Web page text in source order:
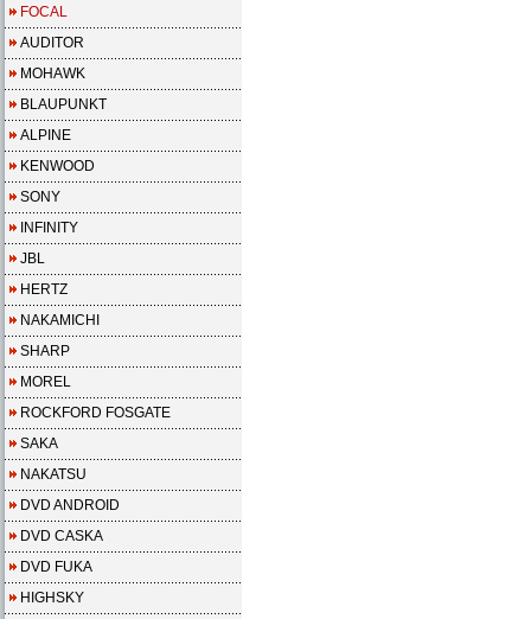
FOCAL
AUDITOR
MOHAWK
BLAUPUNKT
ALPINE
KENWOOD
SONY
INFINITY
JBL
HERTZ
NAKAMICHI
SHARP
MOREL
ROCKFORD FOSGATE
SAKA
NAKATSU
DVD ANDROID
DVD CASKA
DVD FUKA
HIGHSKY